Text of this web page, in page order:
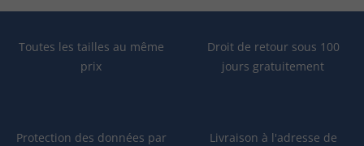
Toutes les tailles au même
prix
Droit de retour sous 100
jours gratuitement
Protection des données par
Livraison à l'adresse de